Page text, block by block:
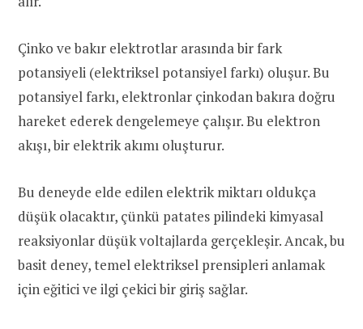
Çinko ve bakır elektrotlar arasında bir fark
potansiyeli (elektriksel potansiyel farkı) oluşur. Bu
potansiyel farkı, elektronlar çinkodan bakıra doğru
hareket ederek dengelemeye çalışır. Bu elektron
akışı, bir elektrik akımı oluşturur.
Bu deneyde elde edilen elektrik miktarı oldukça
düşük olacaktır, çünkü patates pilindeki kimyasal
reaksiyonlar düşük voltajlarda gerçekleşir. Ancak, bu
basit deney, temel elektriksel prensipleri anlamak
için eğitici ve ilgi çekici bir giriş sağlar.